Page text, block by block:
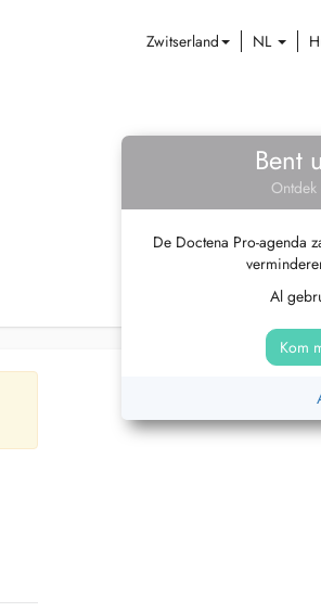
Zwitserland NL
Bent
De Doctena Pro-agenda
Al
Kom